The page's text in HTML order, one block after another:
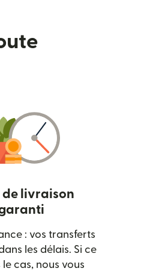
de livraison
: vos transferts
les délais. Si ce
le cas, nous vous